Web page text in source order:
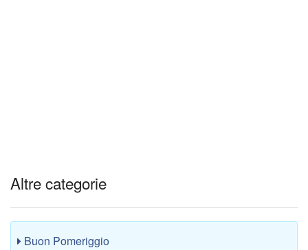
Altre categorie
Buon Pomeriggio